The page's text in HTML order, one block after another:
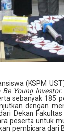
(KSPM
Be Young Investor.
sebanyak 185
dengan
Dekan Fakultas
peserta untuk
pembicara dari